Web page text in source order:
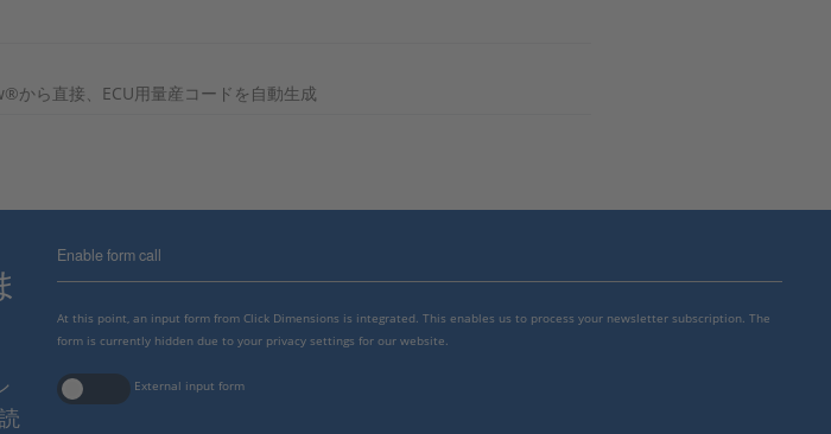
ら直接、ECU用量産コードを自動生成
Enable form call
At this point, an input form from Click Dimensions is integrated. This enables us to process your newsletter subscription. The
form is currently hidden due to your privacy settings for our website.
External input form